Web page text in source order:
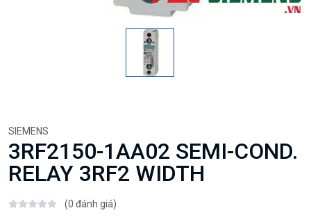
SIEMENS
3RF2150-1AA02 SEMI-COND.
RELAY 3RF2 WIDTH
(0 đánh giá)